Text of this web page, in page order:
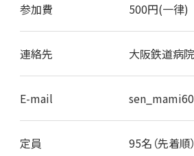
参加費 500円(一律)
連絡先 大阪鉄道病
E-mail
定員 95名（先着順）